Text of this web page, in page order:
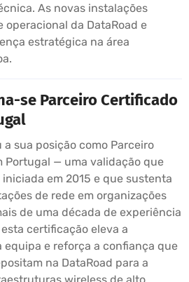
As novas instalações
da DataRoad e
estratégica na área
se Parceiro Certificado
a sua posição como Parceiro
Portugal — uma validação que
em 2015 e que sustenta
de rede em organizações
de uma década de experiência
certificação eleva a
e reforça a confiança que
na DataRoad para a